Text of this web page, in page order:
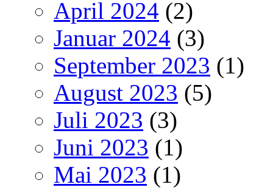
April 2024 (2)
Januar 2024 (3)
September 2023 (1)
August 2023 (5)
Juli 2023 (3)
Juni 2023 (1)
Mai 2023 (1)